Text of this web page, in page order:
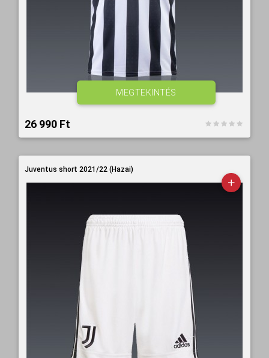
26 990 Ft‎
MEGTEKINTÉS
Juventus short 2021/22 (Hazai)